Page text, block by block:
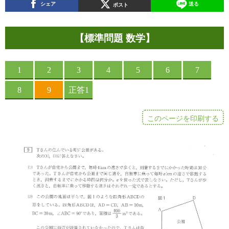
シェア ポスト 送る
【標準問題 数学】
このページを印刷する